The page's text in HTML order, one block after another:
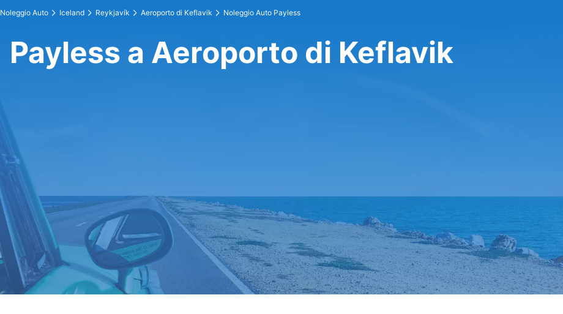
Noleggio Auto Iceland Reykjavík Aeroporto di Keflavik Noleggio Auto Payless
Payless a Aeroporto di Keflavik